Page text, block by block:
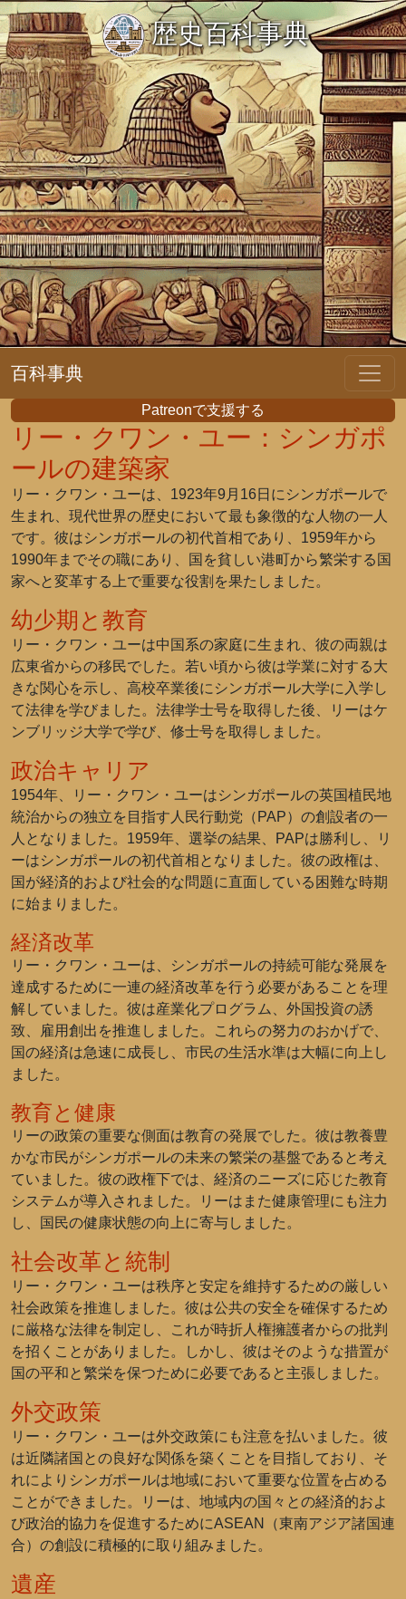
歴史百科事典
百科事典
Patreonで支援する
リー・クワン・ユー：シンガポ
ールの建築家
リー・クワン・ユーは、1923年9月16日にシンガポールで
生まれ、現代世界の歴史において最も象徴的な人物の一人
です。彼はシンガポールの初代首相であり、1959年から
1990年までその職にあり、国を貧しい港町から繁栄する国
家へと変革する上で重要な役割を果たしました。
幼少期と教育
リー・クワン・ユーは中国系の家庭に生まれ、彼の両親は
広東省からの移民でした。若い頃から彼は学業に対する大
きな関心を示し、高校卒業後にシンガポール大学に入学し
て法律を学びました。法律学士号を取得した後、リーはケ
ンブリッジ大学で学び、修士号を取得しました。
政治キャリア
1954年、リー・クワン・ユーはシンガポールの英国植民地
統治からの独立を目指す人民行動党（PAP）の創設者の一
人となりました。1959年、選挙の結果、PAPは勝利し、リ
ーはシンガポールの初代首相となりました。彼の政権は、
国が経済的および社会的な問題に直面している困難な時期
に始まりました。
経済改革
リー・クワン・ユーは、シンガポールの持続可能な発展を
達成するために一連の経済改革を行う必要があることを理
解していました。彼は産業化プログラム、外国投資の誘
致、雇用創出を推進しました。これらの努力のおかげで、
国の経済は急速に成長し、市民の生活水準は大幅に向上し
ました。
教育と健康
リーの政策の重要な側面は教育の発展でした。彼は教養豊
かな市民がシンガポールの未来の繁栄の基盤であると考え
ていました。彼の政権下では、経済のニーズに応じた教育
システムが導入されました。リーはまた健康管理にも注力
し、国民の健康状態の向上に寄与しました。
社会改革と統制
リー・クワン・ユーは秩序と安定を維持するための厳しい
社会政策を推進しました。彼は公共の安全を確保するため
に厳格な法律を制定し、これが時折人権擁護者からの批判
を招くことがありました。しかし、彼はそのような措置が
国の平和と繁栄を保つために必要であると主張しました。
外交政策
リー・クワン・ユーは外交政策にも注意を払いました。彼
は近隣諸国との良好な関係を築くことを目指しており、そ
れによりシンガポールは地域において重要な位置を占める
ことができました。リーは、地域内の国々との経済的およ
び政治的協力を促進するためにASEAN（東南アジア諸国連
合）の創設に積極的に取り組みました。
遺産